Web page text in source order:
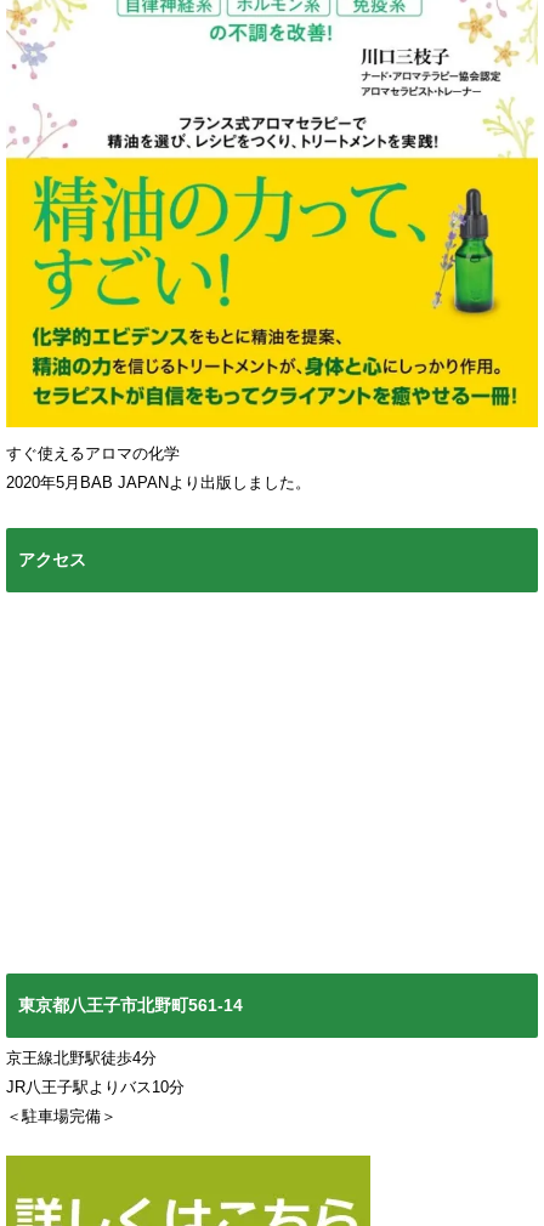
すぐ使えるアロマの化学
2020年5月BAB JAPANより出版しました。
アクセス
東京都八王子市北野町561-14
京王線北野駅徒歩4分
JR八王子駅よりバス10分
＜駐車場完備＞